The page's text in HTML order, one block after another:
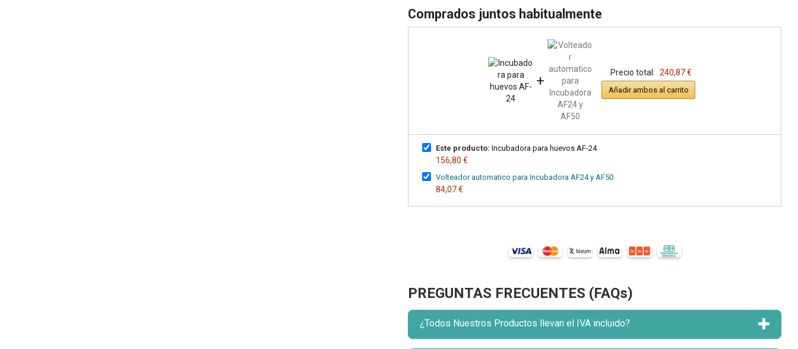
Comprados juntos habitualmente
+ Precio total: 240,87 €
Añadir ambos al carrito
Este producto: Incubadora para huevos AF-24
156,80 €
Volteador automatico para Incubadora AF24 y AF50
84,07 €
PREGUNTAS FRECUENTES (FAQs)
¿Todos Nuestros Productos llevan el IVA incluido?